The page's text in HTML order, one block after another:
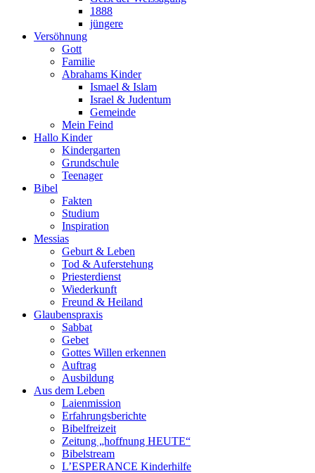
1888
jüngere
Versöhnung
Gott
Familie
Abrahams Kinder
Ismael & Islam
Israel & Judentum
Gemeinde
Mein Feind
Hallo Kinder
Kindergarten
Grundschule
Teenager
Bibel
Fakten
Studium
Inspiration
Messias
Geburt & Leben
Tod & Auferstehung
Priesterdienst
Wiederkunft
Freund & Heiland
Glaubenspraxis
Sabbat
Gebet
Gottes Willen erkennen
Auftrag
Ausbildung
Aus dem Leben
Laienmission
Erfahrungsberichte
Bibelfreizeit
Zeitung „hoffnung HEUTE“
Bibelstream
L’ESPERANCE Kinderhilfe